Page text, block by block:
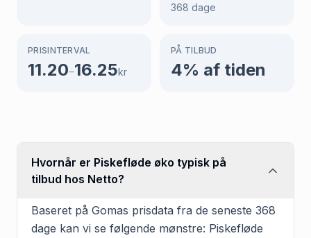
368 dage
PRISINTERVAL
11.20–16.25kr
PÅ TILBUD
4% af tiden
Hvornår er Piskefløde øko typisk på
tilbud hos Netto?
Baseret på Gomas prisdata fra de seneste 368
dage kan vi se følgende mønstre: Piskefløde